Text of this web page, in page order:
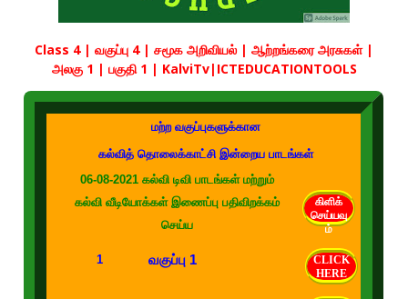
Class 4 | வகுப்பு 4 | சமூக அறிவியல் | ஆற்றங்கரை அரசுகள் |
அலகு 1 | பகுதி 1 | KalviTv|ICTEDUCATIONTOOLS
மற்ற வகுப்புகளுக்கான
கல்வித் தொலைக்காட்சி இன்றைய பாடங்கள்
06-08-2021 கல்வி டிவி பாடங்கள் மற்றும்
கல்வி வீடியோக்கள் இணைப்பு பதிவிறக்கம்
செய்ய
கிளிக்
செய்யவு
ம்
1 வகுப்பு 1
CLICK
HERE